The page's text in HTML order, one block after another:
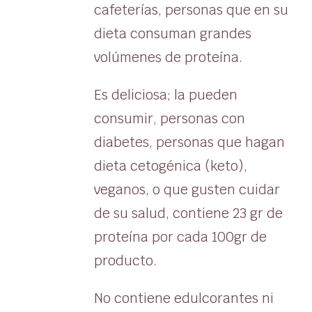
cafeterías, personas que en su
dieta consuman grandes
volúmenes de proteína.
Es deliciosa; la pueden
consumir, personas con
diabetes, personas que hagan
dieta cetogénica (keto),
veganos, o que gusten cuidar
de su salud, contiene 23 gr de
proteína por cada 100gr de
producto.
No contiene edulcorantes ni